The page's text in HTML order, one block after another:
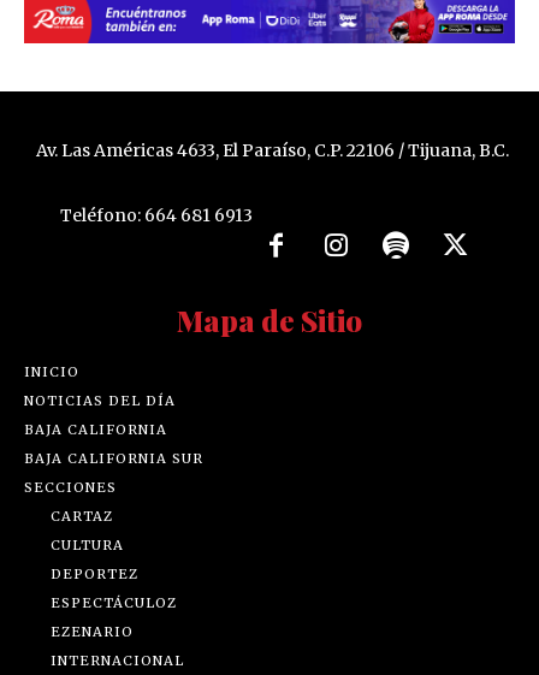
Av. Las Américas 4633, El Paraíso, C.P. 22106 / Tijuana, B.C.
Teléfono: 664 681 6913
Mapa de Sitio
INICIO
NOTICIAS DEL DÍA
BAJA CALIFORNIA
BAJA CALIFORNIA SUR
SECCIONES
CARTAZ
CULTURA
DEPORTEZ
ESPECTÁCULOZ
EZENARIO
INTERNACIONAL